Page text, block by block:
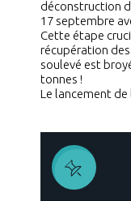
déconstruction
17 septembre
Cette étape
récupération
soulevé est
tonnes !
Le lancement de